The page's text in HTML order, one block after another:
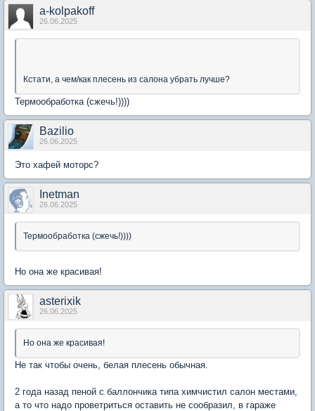
a-kolpakoff
26.06.2025
Кстати, а чем/как плесень из салона убрать лучше?
Термообработка (сжечь!))))
Bazilio
26.06.2025
Это хафей моторс?
Inetman
26.06.2025
Термообработка (сжечь!))))
Но она же красивая!
asterixik
26.06.2025
Но она же красивая!
Не так чтобы очень, белая плесень обычная.
2 года назад пеной с баллончика типа химчистил салон местами,
а то что надо проветриться оставить не сообразил, в гараже